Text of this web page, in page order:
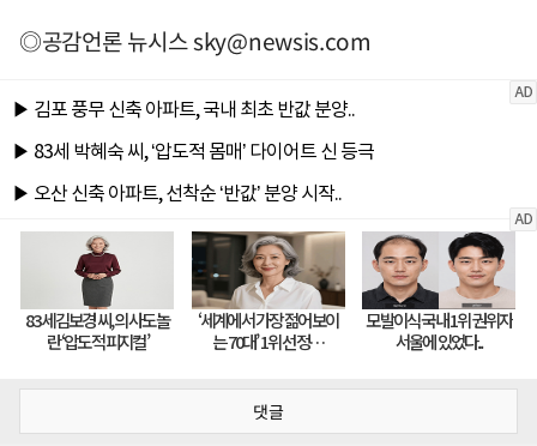
◎공감언론 뉴시스sky@newsis.com
댓글